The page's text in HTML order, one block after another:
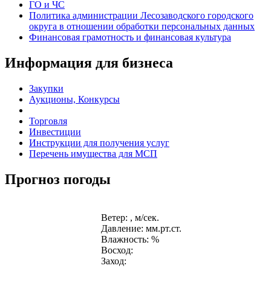
ГО и ЧС
Политика администрации Лесозаводского городского
округа в отношении обработки персональных данных
Финансовая грамотность и финансовая культура
Информация для бизнеса
Закупки
Аукционы, Конкурсы
Торговля
Инвестиции
Инструкции для получения услуг
Перечень имущества для МСП
Прогноз погоды
Ветер: , м/сек.
Давление: мм.рт.ст.
Влажность: %
Восход:
Заход: